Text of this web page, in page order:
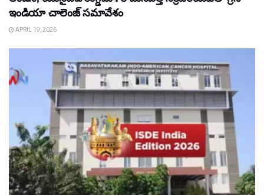
ఇండియా చాలెంజ్ సమావేశం
APRIL 19, 2026